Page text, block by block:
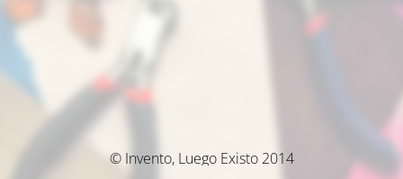
© Invento, Luego Existo 2014